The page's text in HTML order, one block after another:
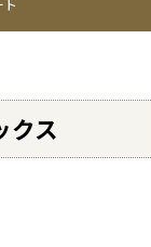
クス